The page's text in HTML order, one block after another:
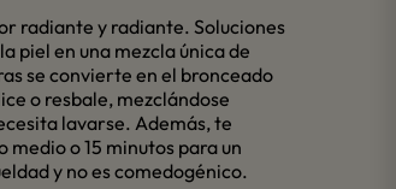
radiante y radiante. Soluciones
piel en una mezcla única de
se convierte en el bronceado
o resbale, mezclándose
lavarse. Además, te
o 15 minutos para un
y no es comedogénico.